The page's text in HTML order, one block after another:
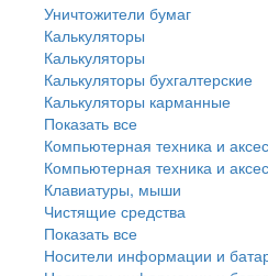
Уничтожители бумаг
Калькуляторы
Калькуляторы
Калькуляторы бухгалтерские
Калькуляторы карманные
Показать все
Компьютерная техника и
Компьютерная техника и
Клавиатуры, мыши
Чистящие средства
Показать все
Носители информации и